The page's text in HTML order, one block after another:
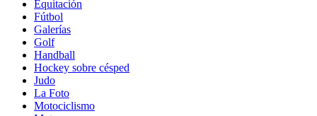
Equitación
Fútbol
Galerías
Golf
Handball
Hockey sobre césped
Judo
La Foto
Motociclismo